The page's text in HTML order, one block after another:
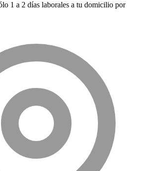
1 a 2 días laborales a tu domicilio por